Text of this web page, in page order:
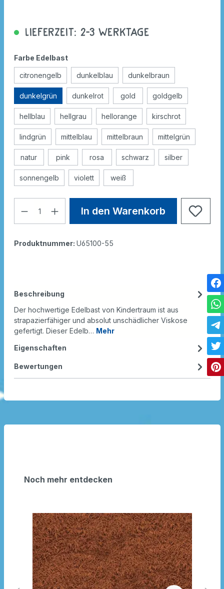
Lieferzeit: 2-3 Werktage
Farbe Edelbast
citronengelb dunkelblau dunkelbraun
dunkelgrün dunkelrot gold goldgelb
hellblau hellgrau hellorange kirschrot
lindgrün mittelblau mittelbraun mittelgrün
natur pink rosa schwarz silber
sonnengelb violett weiß
In den Warenkorb
Produktnummer: U65100-55
Beschreibung
Der hochwertige Edelbast von Kindertraum ist aus
strapazierfähiger und absolut unschädlicher Viskose
gefertigt. Dieser Edelb… Mehr
Eigenschaften
Bewertungen
Noch mehr entdecken